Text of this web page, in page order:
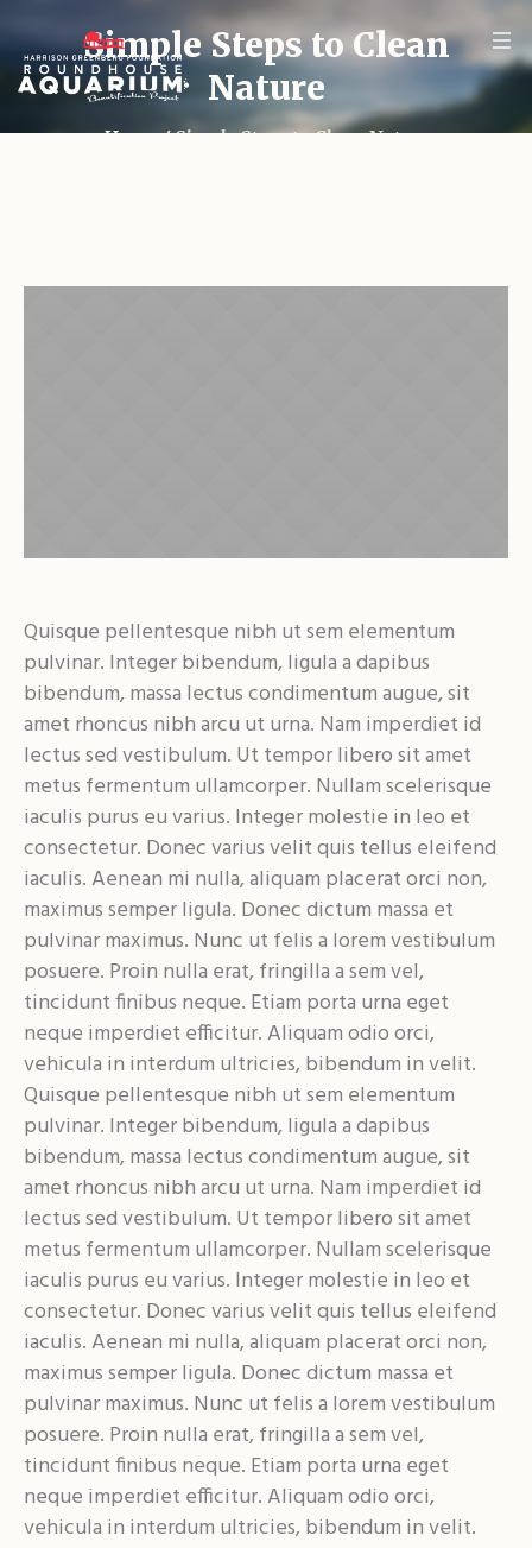
Simple Steps to Clean
Nature
Home /Simple Steps to Clean Nature
Quisque pellentesque nibh ut sem elementum
pulvinar. Integer bibendum, ligula a dapibus
bibendum, massa lectus condimentum augue, sit
amet rhoncus nibh arcu ut urna. Nam imperdiet id
lectus sed vestibulum. Ut tempor libero sit amet
metus fermentum ullamcorper. Nullam scelerisque
iaculis purus eu varius. Integer molestie in leo et
consectetur. Donec varius velit quis tellus eleifend
iaculis. Aenean mi nulla, aliquam placerat orci non,
maximus semper ligula. Donec dictum massa et
pulvinar maximus. Nunc ut felis a lorem vestibulum
posuere. Proin nulla erat, fringilla a sem vel,
tincidunt finibus neque. Etiam porta urna eget
neque imperdiet efficitur. Aliquam odio orci,
vehicula in interdum ultricies, bibendum in velit.
Quisque pellentesque nibh ut sem elementum
pulvinar. Integer bibendum, ligula a dapibus
bibendum, massa lectus condimentum augue, sit
amet rhoncus nibh arcu ut urna. Nam imperdiet id
lectus sed vestibulum. Ut tempor libero sit amet
metus fermentum ullamcorper. Nullam scelerisque
iaculis purus eu varius. Integer molestie in leo et
consectetur. Donec varius velit quis tellus eleifend
iaculis. Aenean mi nulla, aliquam placerat orci non,
maximus semper ligula. Donec dictum massa et
pulvinar maximus. Nunc ut felis a lorem vestibulum
posuere. Proin nulla erat, fringilla a sem vel,
tincidunt finibus neque. Etiam porta urna eget
neque imperdiet efficitur. Aliquam odio orci,
vehicula in interdum ultricies, bibendum in velit.